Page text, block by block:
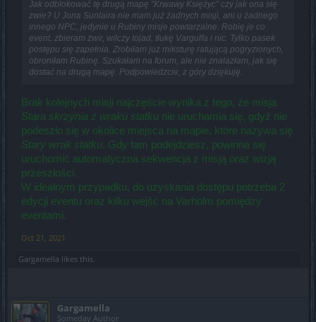
Jak odblokować tę drugą mapę "Krwawy Księżyc" czy jak ona się
zwie? U Jona Sunlaira nie mam już żadnych misji, ani u żadnego
innego NPC, jedynie u Rubiny misje powtarzalne. Robię je co
event, zbieram żwir, wilczy tojad, tłukę Vargulfa i nic. Tylko pasek
postępu się zapełnia. Zrobiłam już miksturę ratującą pogryzionych,
obroniłam Rubinę. Szukałam na forum, ale nie znalazłam, jak się
dostać na drugą mapę. Podpowiedzcie, z góry dziękuję.
Brak kolejnych misji najczęście wynika z tego, że misja
Stara skrzynia z wraku statku nie uruchamia się, gdyż nie
podeszło się w okolice miejsca na mapie, które nazywa się
Stary wrak statku. Gdy tam podejdziesz, powinna się
uruchomić automatyczna sekwencja z misją oraz wizją
przeszłości.
W idealnym przypadku, do uzyskania dostępu potrzeba 2
edycji eventu oraz kilku wejść na Varholm pomiędzy
eventami.
Oct 21, 2021
Gargamella likes this.
Gargamella
Someday Author